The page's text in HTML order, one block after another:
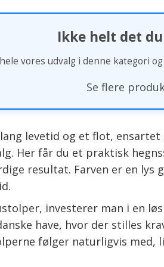
Ikke helt det
vores udvalg i denne kategori
Se flere
levetid og et flot,
Her får du et praktisk
resultat. Farven er en
investerer man i en
have, hvor der stilles
følger naturligvis